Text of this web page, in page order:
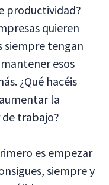
productividad?
quieren
siempre tengan
esos
¿Qué hacéis
la
trabajo?
es empezar
siempre y